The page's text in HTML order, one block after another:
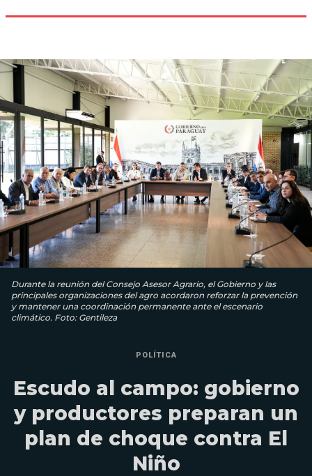
Durante la reunión del Consejo Asesor Agrario, el Gobierno y las
principales organizaciones del agro acordaron reforzar la prevención
y mantener una coordinación permanente ante el escenario
climático. Foto: Gentileza
POLÍTICA
Escudo al campo: gobierno
y productores preparan un
plan de choque contra El
Niño